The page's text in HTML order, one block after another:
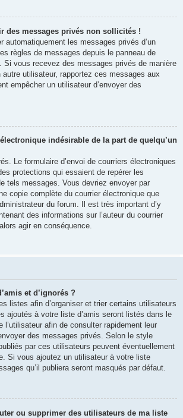
des messages privés non sollicités !
automatiquement les messages privés d’un
règles de messages depuis le panneau de
Si vous recevez des messages privés de manière
autre utilisateur, rapportez ces messages aux
empêcher un utilisateur d’envoyer des
indésirable de la part de quelqu’un
Le formulaire d’envoi de courriers électroniques
protections qui essaient de repérer les
tels messages. Vous devriez envoyer par
copie complète du courrier électronique que
du forum. Il est très important d’y
des informations sur l’auteur du courrier
agir en conséquence.
et d’ignorés ?
listes afin d’organiser et trier certains utilisateurs
ajoutés à votre liste d’amis seront listés dans le
l’utilisateur afin de consulter rapidement leur
des messages privés. Selon le style
par ces utilisateurs peuvent éventuellement
Si vous ajoutez un utilisateur à votre liste
qu’il publiera seront masqués par défaut.
ou supprimer des utilisateurs de ma liste